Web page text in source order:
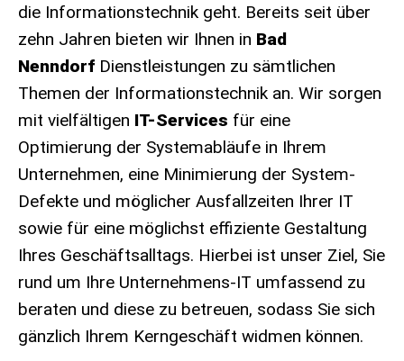
die Informationstechnik geht. Bereits seit über
zehn Jahren bieten wir Ihnen in Bad
Nenndorf Dienstleistungen zu sämtlichen
Themen der Informationstechnik an. Wir sorgen
mit vielfältigen IT-Services für eine
Optimierung der Systemabläufe in Ihrem
Unternehmen, eine Minimierung der System-
Defekte und möglicher Ausfallzeiten Ihrer IT
sowie für eine möglichst effiziente Gestaltung
Ihres Geschäftsalltags. Hierbei ist unser Ziel, Sie
rund um Ihre Unternehmens-IT umfassend zu
beraten und diese zu betreuen, sodass Sie sich
gänzlich Ihrem Kerngeschäft widmen können.